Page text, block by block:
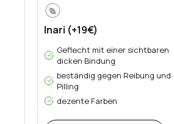
Inari (+19€)
Geflecht mit einer sichtbaren
dicken Bindung
beständig gegen Reibung und
Pilling
dezente Farben